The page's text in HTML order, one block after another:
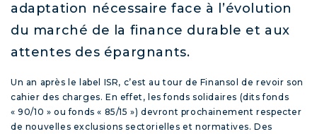
adaptation nécessaire face à l’évolution
du marché de la finance durable et aux
attentes des épargnants.
Un an après le label ISR, c’est au tour de Finansol de revoir son
cahier des charges. En effet, les fonds solidaires (dits fonds
« 90/10 » ou fonds « 85/15 ») devront prochainement respecter
de nouvelles exclusions sectorielles et normatives. Des